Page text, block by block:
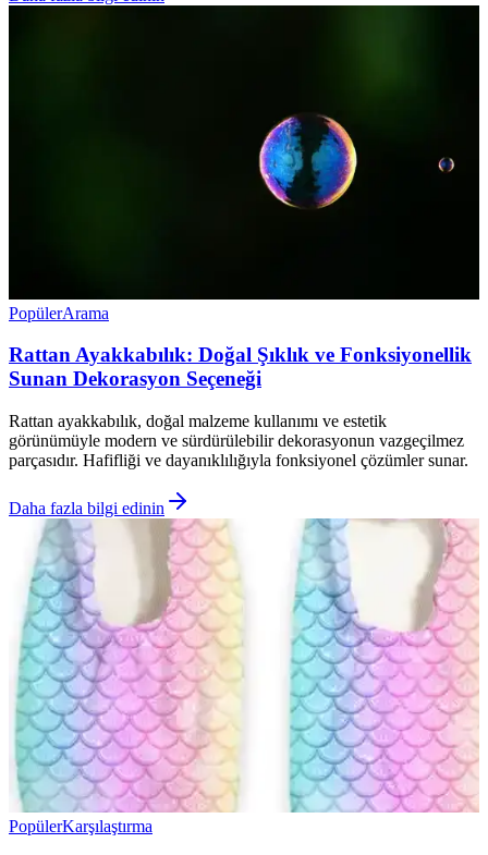
PopülerArama
Rattan Ayakkabılık: Doğal Şıklık ve Fonksiyonellik
Sunan Dekorasyon Seçeneği
Rattan ayakkabılık, doğal malzeme kullanımı ve estetik
görünümüyle modern ve sürdürülebilir dekorasyonun vazgeçilmez
parçasıdır. Hafifliği ve dayanıklılığıyla fonksiyonel çözümler sunar.
Daha fazla bilgi edinin
PopülerKarşılaştırma